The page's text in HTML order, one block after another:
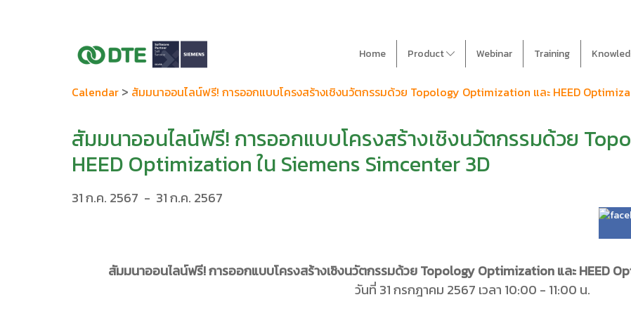
Home Product Webinar Training
Calendar > สัมมนาออนไลน์ฟรี! การออกแบบโครงสร้างเชิงนวัตกรรมด้วย Topology Optimization และ HEED
สัมมนาออนไลน์ฟรี! การออกแบบโครงสร้างเชิงนวัตกรรมด้วย
HEED Optimization ใน Siemens Simcenter 3D
31 ก.ค. 2567 - 31 ก.ค. 2567
สัมมนาออนไลน์ฟรี! การออกแบบโครงสร้างเชิงนวัตกรรมด้วย Topology Optimization และ HEED
วันที่ 31 กรกฎาคม 2567 เวลา 10:00 - 11:00 น.